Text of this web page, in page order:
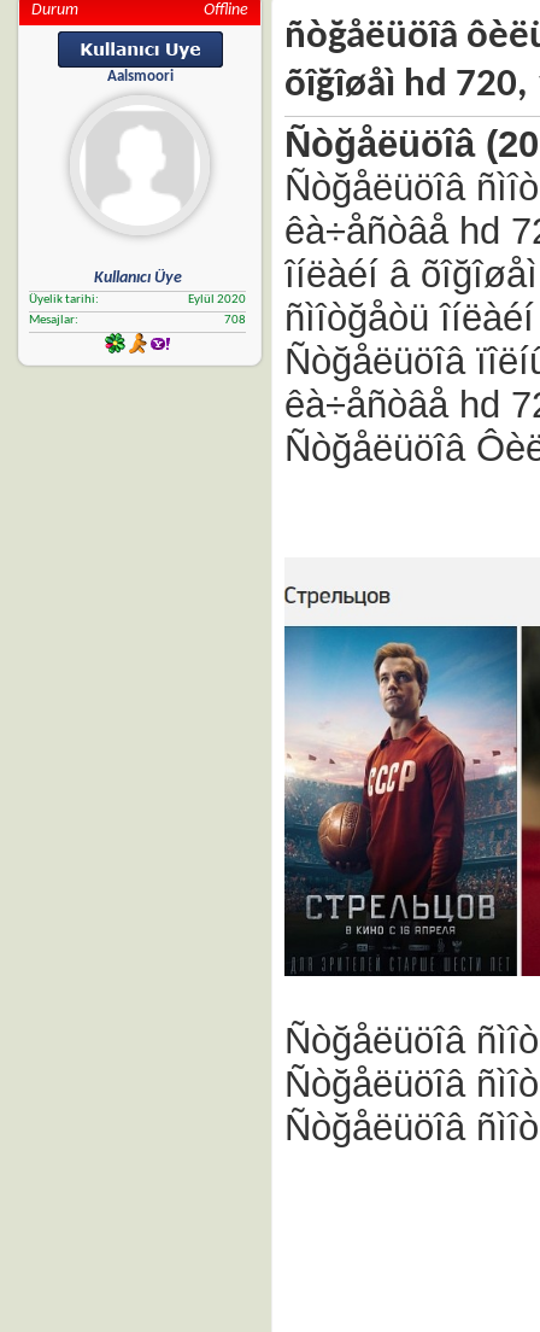
Durum Offline
Aalsmoori
Kullanıcı Üye
Üyelik tarihi
Eylül 2020
Mesajlar
708
ñòğåëüöîâ
õîğîøåì hd 720,
Ñòğåëüöîâ
Ñòğåëüöîâ
êà÷åñòâå hd
îíëàéí â õîğîøåì
ñìîòğåòü
Ñòğåëüöîâ
êà÷åñòâå hd
Ñòğåëüöîâ
Ñòğåëüöîâ
Ñòğåëüöîâ
Ñòğåëüöîâ